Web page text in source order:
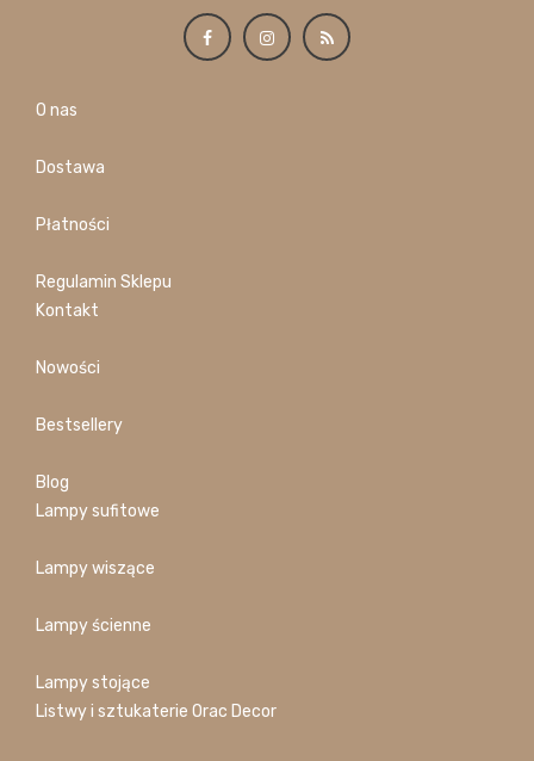
O nas
Dostawa
Płatności
Regulamin Sklepu
Kontakt
Nowości
Bestsellery
Blog
Lampy sufitowe
Lampy wiszące
Lampy ścienne
Lampy stojące
Listwy i sztukaterie Orac Decor